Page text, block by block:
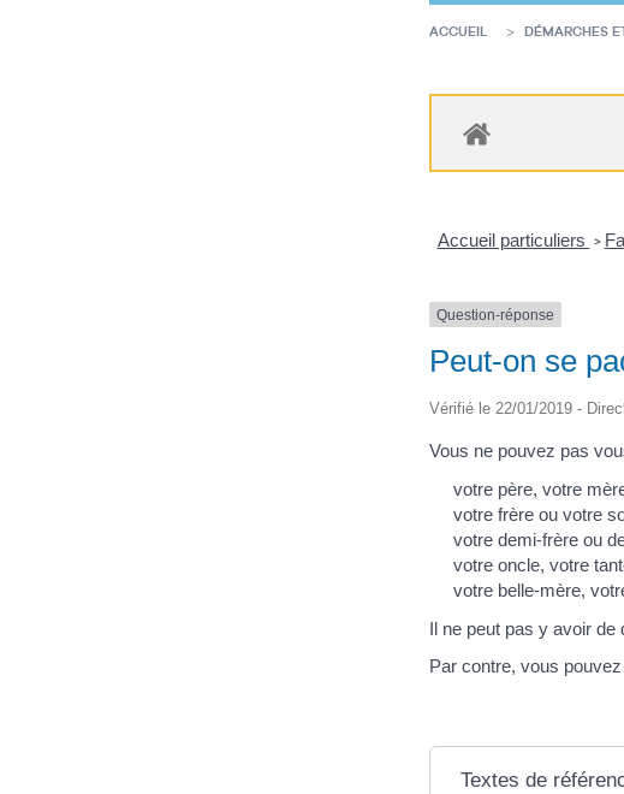
ACCUEIL DÉMARCHES
Accueil particuliers >
Question-réponse
Peut-on se
Vérifié le 22/01/2019 -
Vous ne pouvez pas
votre père, votre
votre frère ou votre
votre demi-frère ou
votre oncle, votre
votre belle-mère,
Il ne peut pas y avoir de
Par contre, vous
Textes de